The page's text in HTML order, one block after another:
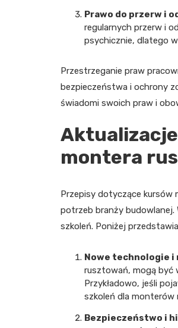
Prawo do przerw i
regularnych przerw i
psychicznie, dlatego
Przestrzeganie praw
bezpieczeństwa i ochrony
świadomi swoich praw i
montera
Przepisy dotyczące kursów
potrzeb branży
szkoleń. Poniżej
Nowe technologie i
rusztowań, mogą być
Przykładowo, jeśli
szkoleń dla monterów
Bezpieczeństwo i